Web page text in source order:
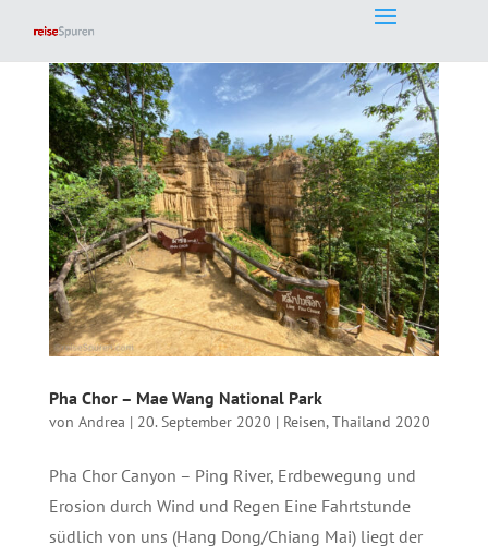
Pha Chor – Mae Wang National Park
von Andrea | 20. September 2020 | Reisen,Thailand 2020
Pha Chor Canyon – Ping River, Erdbewegung und
Erosion durch Wind und Regen Eine Fahrtstunde
südlich von uns (Hang Dong/Chiang Mai) liegt der